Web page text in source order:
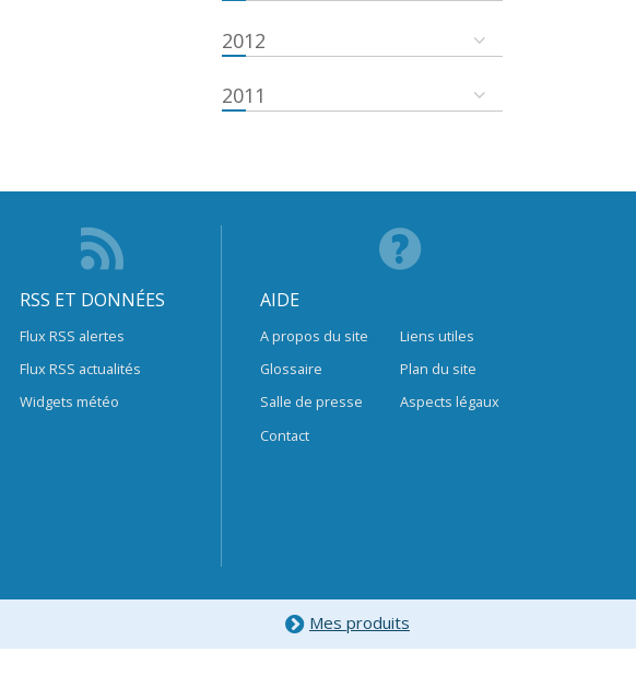
2012
2011
RSS ET DONNÉES
Flux RSS alertes
Flux RSS actualités
Widgets météo
AIDE
A propos du site
Glossaire
Salle de presse
Contact
Liens utiles
Plan du site
Aspects légaux
Mes produits